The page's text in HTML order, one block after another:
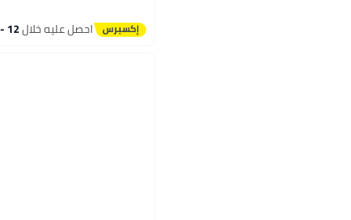
احصل عليه خلال12 - 13 اغسطس